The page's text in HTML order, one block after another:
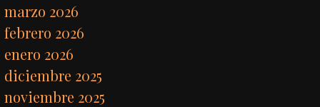
marzo 2026
febrero 2026
enero 2026
diciembre 2025
noviembre 2025